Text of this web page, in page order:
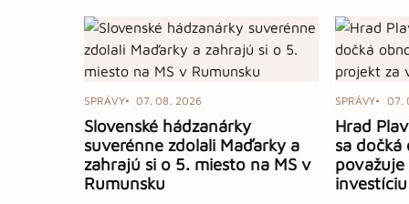
SPRÁVY 07. 08. 2026
Slovenské hádzanárky
suverénne zdolali Maďarky a
zahrajú si o 5. miesto na MS v
Rumunsku
SPRÁVY 07.
Hrad
sa
investíciu